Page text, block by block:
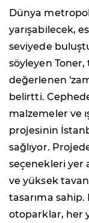
Dünya
yarışabilecek,
seviyede
söyleyen Toner,
değerlenen
belirtti.
malzemeler ve
projesinin
sağlıyor.
seçenekleri yer
ve yüksek
tasarıma
otoparklar, her